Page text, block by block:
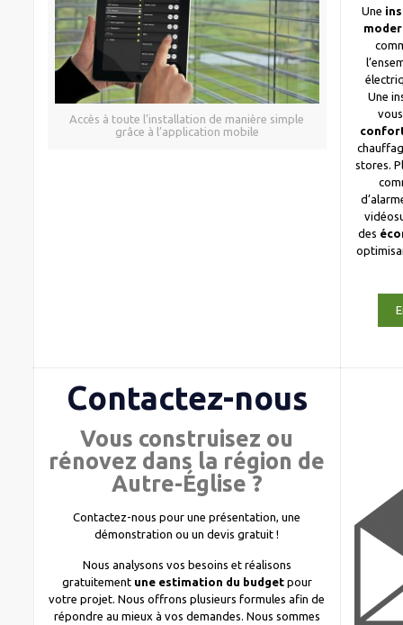
Accès à toute l’installation de manière simple
grâce à l’application mobile
Une
Une
stores.
des
Contactez-nous
Vous construisez ou
rénovez dans la région de
Autre-Église ?
Contactez-nous pour une présentation, une
démonstration ou un devis gratuit !
Nous analysons vos besoins et réalisons
gratuitement une estimation du budgetpour
votre projet. Nous offrons plusieurs formules afin de
répondre au mieux à vos demandes. Nous sommes